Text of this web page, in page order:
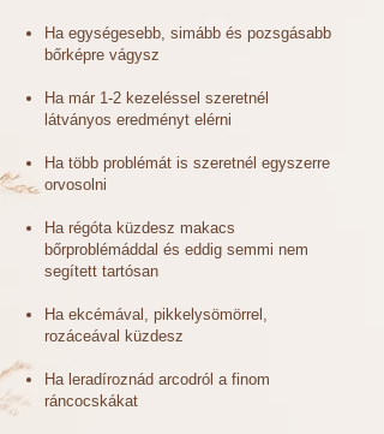
Ha egységesebb, simább és pozsgásabb
bőrképre vágysz
Ha már 1-2 kezeléssel szeretnél
látványos eredményt elérni
Ha több problémát is szeretnél egyszerre
orvosolni
Ha régóta küzdesz makacs
bőrproblémáddal és eddig semmi nem
segített tartósan
Ha ekcémával, pikkelysömörrel,
rozáceával küzdesz
Ha leradíroznád arcodról a finom
ráncocskákat